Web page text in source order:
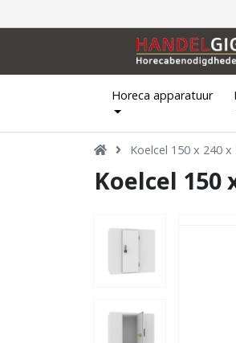
Horeca apparatuur
Koelcel 150 x 240 x
Koelcel 150